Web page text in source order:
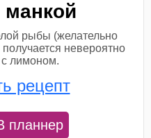
рыбы (желательно
невероятно
лимоном.
рецепт
планнер